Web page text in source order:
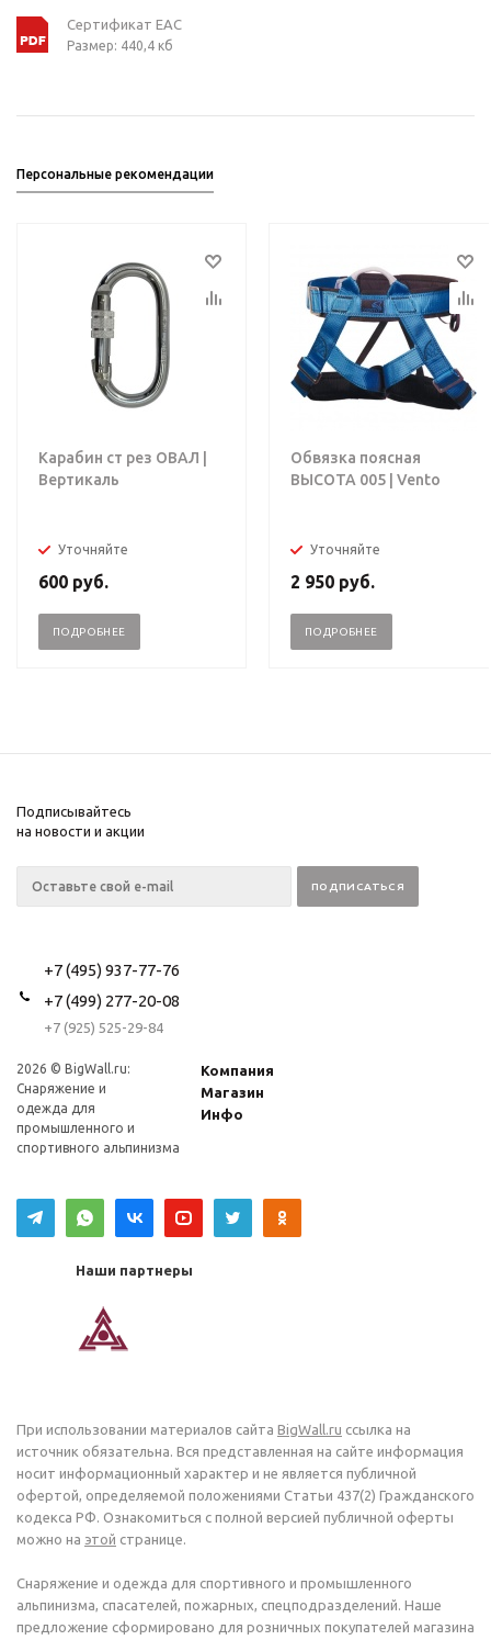
Сертификат ЕАС
Размер: 440,4 кб
Персональные рекомендации
Карабин ст рез ОВАЛ |
Вертикаль
Уточняйте
600 руб.
ПОДРОБНЕЕ
Обвязка поясная
ВЫСОТА 005 | Vento
Уточняйте
2 950 руб.
ПОДРОБНЕЕ
Подписывайтесь
на новости и акции
+7 (495) 937-77-76
+7 (499) 277-20-08
+7 (925) 525-29-84
2026 © BigWall.ru:
Снаряжение и
одежда для
промышленного и
спортивного альпинизма
Компания
Магазин
Инфо
Наши партнеры
При использовании материалов сайта BigWall.ru ссылка на
источник обязательна. Вся представленная на сайте информация
носит информационный характер и не является публичной
офертой, определяемой положениями Статьи 437(2) Гражданского
кодекса РФ. Ознакомиться с полной версией публичной оферты
можно на этой странице.
Снаряжение и одежда для спортивного и промышленного
альпинизма, спасателей, пожарных, спецподразделений. Наше
предложение сформировано для розничных покупателей магазина